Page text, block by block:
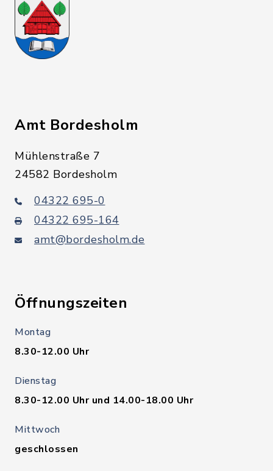
Amt Bordesholm
Mühlenstraße 7
24582 Bordesholm
04322 695-0
04322 695-164
amt@bordesholm.de
Öffnungszeiten
Montag
8.30-12.00 Uhr
Dienstag
8.30-12.00 Uhr und 14.00-18.00 Uhr
Mittwoch
geschlossen